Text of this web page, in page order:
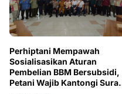
Perhiptani Mempawah
Sosialisasikan Aturan
Pembelian BBM Bersubsidi,
Petani Wajib Kantongi Surat